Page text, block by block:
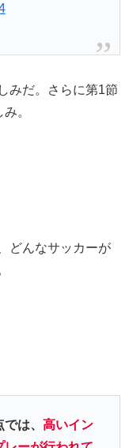
みだ。さらに第1節
。
どんなサッカーが
は、 高いイン